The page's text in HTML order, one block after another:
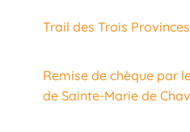
Trail des Trois
Remise de chèque par
de Sainte-Marie de